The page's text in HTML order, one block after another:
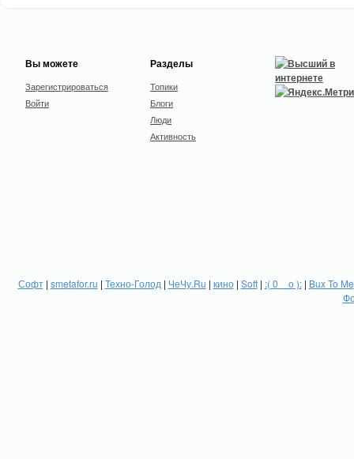
Вы можете
Зарегистрироваться
Войти
Разделы
Топики
Блоги
Люди
Активность
Софт| smetafor.ru | Техно-Голод | ЧеЧу.Ru | кино| Soft| :( 0 _ о ):| Bux To Me